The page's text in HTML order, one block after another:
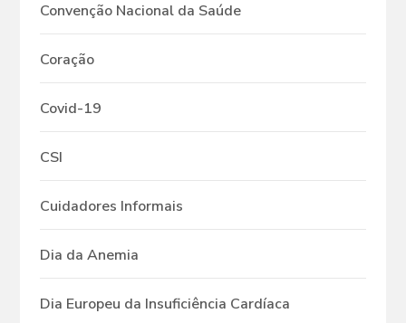
Convenção Nacional da Saúde
Coração
Covid-19
CSI
Cuidadores Informais
Dia da Anemia
Dia Europeu da Insuficiência Cardíaca